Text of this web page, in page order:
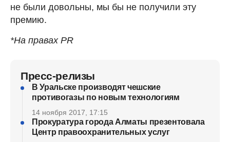
не были довольны, мы бы не получили эту
премию.
*На правах PR
Пресс-релизы
В Уральске производят чешские
противогазы по новым технологиям
14 ноября 2017, 17:15
Прокуратура города Алматы презентовала
Центр правоохранительных услуг